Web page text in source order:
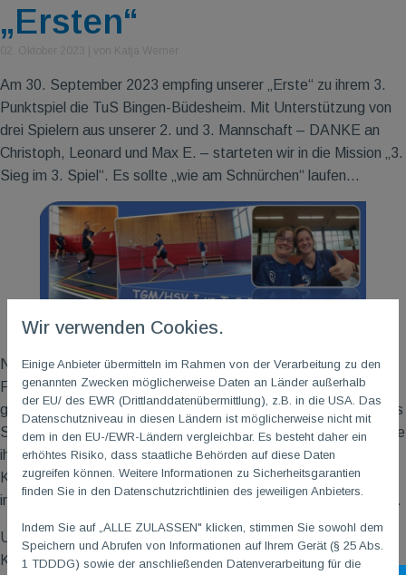
„Ersten“
Am 30. September 2023 empfing unserer „Erste“ zu ihrem 3.
Punktspiel die TuS Bingen-Büdesheim. Mit Unterstützung von
drei Spielern aus unserer 2. und 3. Mannschaft – DANKE an
Christoph, Leonard und Max E. – starteten wir in die Mission „3.
Sieg im 3. Spiel“. Es sollte „wie am Schnürchen“ laufen…
Nach den Doppeln hatten wir schon eine komfortable 3:0-
Führung. Kathrin und Katja W. hatten zwar im 2. Satz aufgrund
gewisser Eigenheiten des gegnerischen Damen-Doppels etwas
Schwierigkeiten mit ihrer Konzentration. Am Ende gewannen sie
ihr Match mit 21:3 und 21:17. Auch unsere Herren mit Thomas
K. und Steffen im 1. Herren-Doppel sowie Leonard und Max E.
im 2. Herren-Doppel siegten souverän in klaren 2-Satz-Spielen.
Unser „Lauf“ setzte sich auch in den Einzeln fort. Während
Kathrin im Damen-Einzel sowie Christoph und Max E. wieder
Wir verwenden Cookies.
Einige Anbieter übermitteln im Rahmen von der Verarbeitung zu den
genannten Zwecken möglicherweise Daten an Länder außerhalb
der EU/ des EWR (Drittlanddatenübermittlung), z.B. in die USA. Das
Datenschutzniveau in diesen Ländern ist möglicherweise nicht mit
dem in den EU-/EWR-Ländern vergleichbar. Es besteht daher ein
erhöhtes Risiko, dass staatliche Behörden auf diese Daten
zugreifen können. Weitere Informationen zu Sicherheitsgarantien
finden Sie in den Datenschutzrichtlinien des jeweiligen Anbieters.
Indem Sie auf „ALLE ZULASSEN" klicken, stimmen Sie sowohl dem
Speichern und Abrufen von Informationen auf Ihrem Gerät (§ 25 Abs.
1 TDDDG) sowie der anschließenden Datenverarbeitung für die